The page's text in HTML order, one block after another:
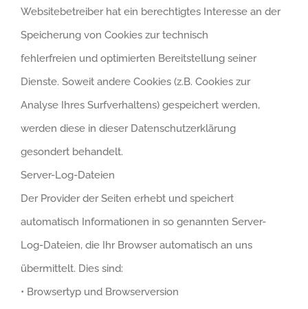
Websitebetreiber hat ein berechtigtes Interesse an der
Speicherung von Cookies zur technisch
fehlerfreien und optimierten Bereitstellung seiner
Dienste. Soweit andere Cookies (z.B. Cookies zur
Analyse Ihres Surfverhaltens) gespeichert werden,
werden diese in dieser Datenschutzerklärung
gesondert behandelt.
Server-Log-Dateien
Der Provider der Seiten erhebt und speichert
automatisch Informationen in so genannten Server-
Log-Dateien, die Ihr Browser automatisch an uns
übermittelt. Dies sind:
• Browsertyp und Browserversion